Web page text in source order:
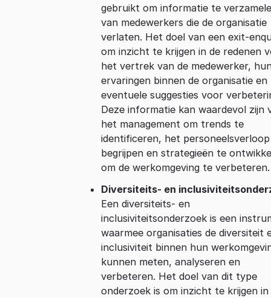
gebruikt om informatie te
van medewerkers die de organisatie
verlaten. Het doel van een exit-
om inzicht te krijgen in de redenen
het vertrek van de medewerker,
ervaringen binnen de organisatie en
eventuele suggesties voor
Deze informatie kan waardevol zijn
het management om trends te
identificeren, het
begrijpen en strategieën te
om de werkomgeving te verbeteren.
Diversiteits- en
Een diversiteits- en
inclusiviteitsonderzoek is een
waarmee organisaties de diversiteit
inclusiviteit binnen hun
kunnen meten, analyseren en
verbeteren. Het doel van dit type
onderzoek is om inzicht te krijgen in